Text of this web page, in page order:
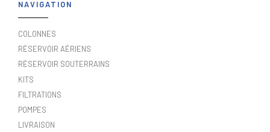
NAVIGATION
COLONNES
RÉSERVOIR AÉRIENS
RÉSERVOIR SOUTERRAINS
KITS
FILTRATIONS
POMPES
LIVRAISON